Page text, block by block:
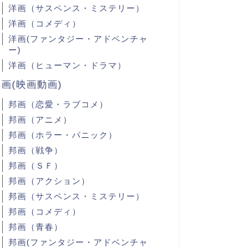
洋画（サスペンス・ミステリー）
洋画（コメディ）
洋画(ファンタジー・アドベンチャ
ー)
洋画（ヒューマン・ドラマ）
(映画動画)
邦画（恋愛・ラブコメ）
邦画（アニメ）
邦画（ホラー・パニック）
邦画（戦争）
邦画（ＳＦ）
邦画（アクション）
邦画（サスペンス・ミステリー）
邦画（コメディ）
邦画（青春）
邦画(ファンタジー・アドベンチャ